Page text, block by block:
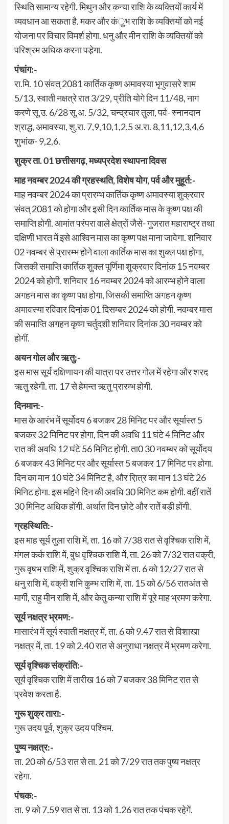
स्थिति सामान्य रहेगी. मिथुन और कन्या राशि के व्यक्तियों कार्य में
व्यवधान आ सकता है. मकर और कंुभ राशि के व्यक्तियों को नई
योजना पर विचार विमर्श होगा. धनु और मीन राशि के व्यक्तियों को
परिश्रम अधिक करना पडे़गा.
पंचांग:-
रा.मि. 10 संवत् 2081 कार्तिक कृष्ण अमावस्या भृगुवासरे शाम
5/13, स्वाती नक्षत्रे रात 3/29, प्रीति योगे दिन 11/48, नाग
करणे सू.उ. 6/28 सू.अ. 5/32, चन्द्रचार तुला, पर्व- स्नानदान
श्राद्ध, अमावस्या, शु.रा. 7,9,10,1,2,5 अ.रा. 8,11,12,3,4,6
शुभांक- 9,2,6.
शुक्र ता. 01 छत्तीसगढ़, मध्यप्रदेश स्थापना दिवस
माह नवम्बर 2024 की ग्रहस्थति, विशेष योग, पर्व और मुहूर्त:-
माह नवम्बर 2024 का प्रारम्भ कार्तिक कृष्ण अमावस्या शुक्रवार
संवत् 2081 को होगा और इसी दिन कार्तिक मास के कृष्ण पक्ष की
समाप्ति होगी. आमांत परंपरा वाले क्षेत्रों जैसे- गुजरात महाराष्ट्र तथा
दक्षिणी भारत में इसे आश्विन मास का कृष्ण पक्ष माना जावेगा. शनिवार
02 नवम्बर से प्रारम्भ होने वाला कार्तिक मास का शुक्ल पक्ष होगा,
जिसकी समाप्ति कार्तिक शुक्ल पूर्णिमा शुक्रवार दिनांक 15 नवम्बर
2024 को होगी. शनिवार 16 नवम्बर 2024 को आरम्भ होने वाला
अगहन मास का कृष्ण पक्ष होगा, जिसकी समाप्ति अगहन कृष्ण
अमावस्या रविवार दिनांक 01 दिसम्बर 2024 को होगी. नवम्बर मास
की समाप्ति अगहन कृष्ण चर्तुदशी शनिवार दिनांक 30 नवम्बर को
होगीं.
अयन गोल और ऋतु:-
इस मास सूर्य दक्षिणायन की यात्रा पर उत्तर गोल में रहेगा और शरद
ऋतु रहेगी. ता. 17 से हेमन्त ऋतु प्रारम्भ होगी.
दिनमान:-
मास के आरंभ में सूर्योदय 6 बजकर 28 मिनिट पर और सूर्यास्त 5
बजकर 32 मिनिट पर होगा, दिन की अवधि 11 घंटे 4 मिनिट और
रात की अवधि 12 घंटे 56 मिनिट होगी. ता0 30 नवम्बर को सूर्योदय
6 बजकर 43 मिनिट पर और सूर्यास्त 5 बजकर 17 मिनिट पर होगा.
दिन का मान 10 घंटे 34 मिनिट है, और रा़ित्र का मान 13 घंटे 26
मिनिट होगा. इस महिने दिन की अवधि 30 मिनिट कम होगी. वहीं रातें
30 मिनिट अधिक होंगी. अर्थात दिन छोटे और रातेें बडी होंगी.
ग्रहस्थिति:-
इस माह सूर्य तुला राशि में, ता. 16 को 7/38 रात से वृश्चिक राशि में,
मंगल कर्क राशि में, बुध वृश्चिक राशि में, ता. 26 को 7/32 रात वक्री,
गुरू वृषभ राशि में, शुक्र वृश्चिक राशि में ता. 6 को 12/27 रात से
धनु राशि में, वक्री शनि कुम्भ राशि में, ता. 15 को 6/56 रातअंत से
मार्गी, राहु मीन राशि में, और केतु कन्या राशि में पूरे माह भ्रमण करेगा.
सूर्य नक्षत्र भ्रमण:-
मासारंभ में सूर्य स्वाती नक्षत्र में, ता. 6 को 9.47 रात से विशाखा
नक्षत्र में, ता. 19 को 2.40 रात से अनुराधा नक्षत्र में भ्रमण करेगा.
सूर्य वृश्चिक संक्रांति:-
सूर्य वृश्चिक राशि में तारीख 16 को 7 बजकर 38 मिनिट रात से
प्रवेश करता है.
गुरू शुक्र तारा:-
गुरू उदय पूर्व, शुक्र उदय पश्चिम.
पुष्य नक्षत्र:-
ता. 20 को 6/53 रात से ता. 21 को 7/29 रात तक पुष्य नक्षत्र
रहेगा.
पंचक:-
ता. 9 को 7.59 रात से ता. 13 को 1.26 रात तक पंचक रहेगें.